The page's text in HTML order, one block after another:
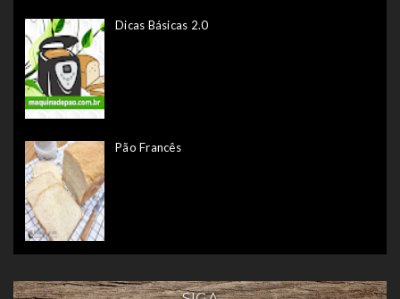
Dicas Básicas 2.0
Pão Francês